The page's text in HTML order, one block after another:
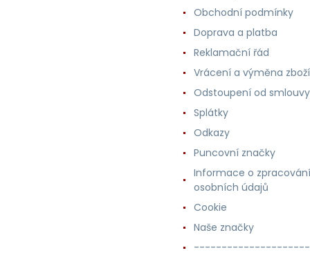
Obchodní podmínky
Doprava a platba
Reklamační řád
Vrácení a výměna zboží
Odstoupení od smlouvy
Splátky
Odkazy
Puncovní značky
Informace o zpracování
osobních údajů
Cookie
Naše značky